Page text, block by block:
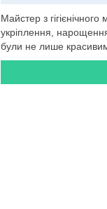
Майстер з
укріплення,
були не лише